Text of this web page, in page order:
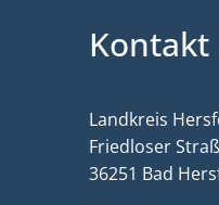
Kontakt
Landkreis
Friedloser
36251 Bad